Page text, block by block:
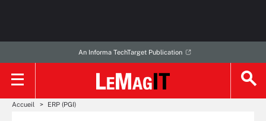
An Informa TechTarget Publication
Accueil ERP (PGI)